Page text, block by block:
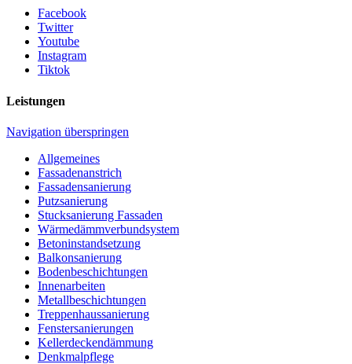
Facebook
Twitter
Youtube
Instagram
Tiktok
Leistungen
Navigation überspringen
Allgemeines
Fassadenanstrich
Fassadensanierung
Putzsanierung
Stucksanierung Fassaden
Wärmedämmverbundsystem
Betoninstandsetzung
Balkonsanierung
Bodenbeschichtungen
Innenarbeiten
Metallbeschichtungen
Treppenhaussanierung
Fenstersanierungen
Kellerdeckendämmung
Denkmalpflege